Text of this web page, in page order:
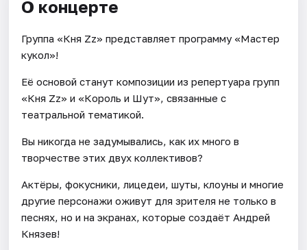
О концерте
Группа «Кня Zz» представляет программу «Мастер
кукол»!
Её основой станут композиции из репертуара групп
«Кня Zz» и «Король и Шут», связанные с
театральной тематикой.
Вы никогда не задумывались, как их много в
творчестве этих двух коллективов?
Актёры, фокусники, лицедеи, шуты, клоуны и многие
другие персонажи оживут для зрителя не только в
песнях, но и на экранах, которые создаёт Андрей
Князев!